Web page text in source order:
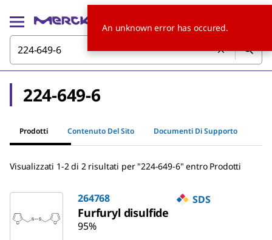
224-649-6
Prodotti Contenuto Del Sito Documenti Di Supporto
Visualizzati 1-2 di 2 risultati per "224-649-6" entro Prodotti
264768 SDS
Furfuryl disulfide
95%
An unknown error has occured.